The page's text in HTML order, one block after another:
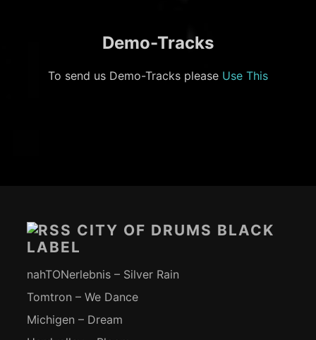
Demo-Tracks
To send us Demo-Tracks please Use This
CITY OF DRUMS BLACK
LABEL
nahTONerlebnis – Silver Rain
Tomtron – We Dance
Michigen – Dream